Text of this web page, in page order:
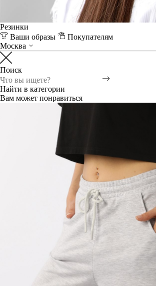
Резинки
Ваши образы
Покупателям
Москва
Поиск
Найти в категории
Вам может понравиться